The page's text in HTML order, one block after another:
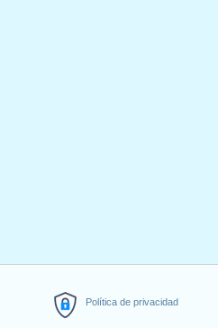
Política de privacidad